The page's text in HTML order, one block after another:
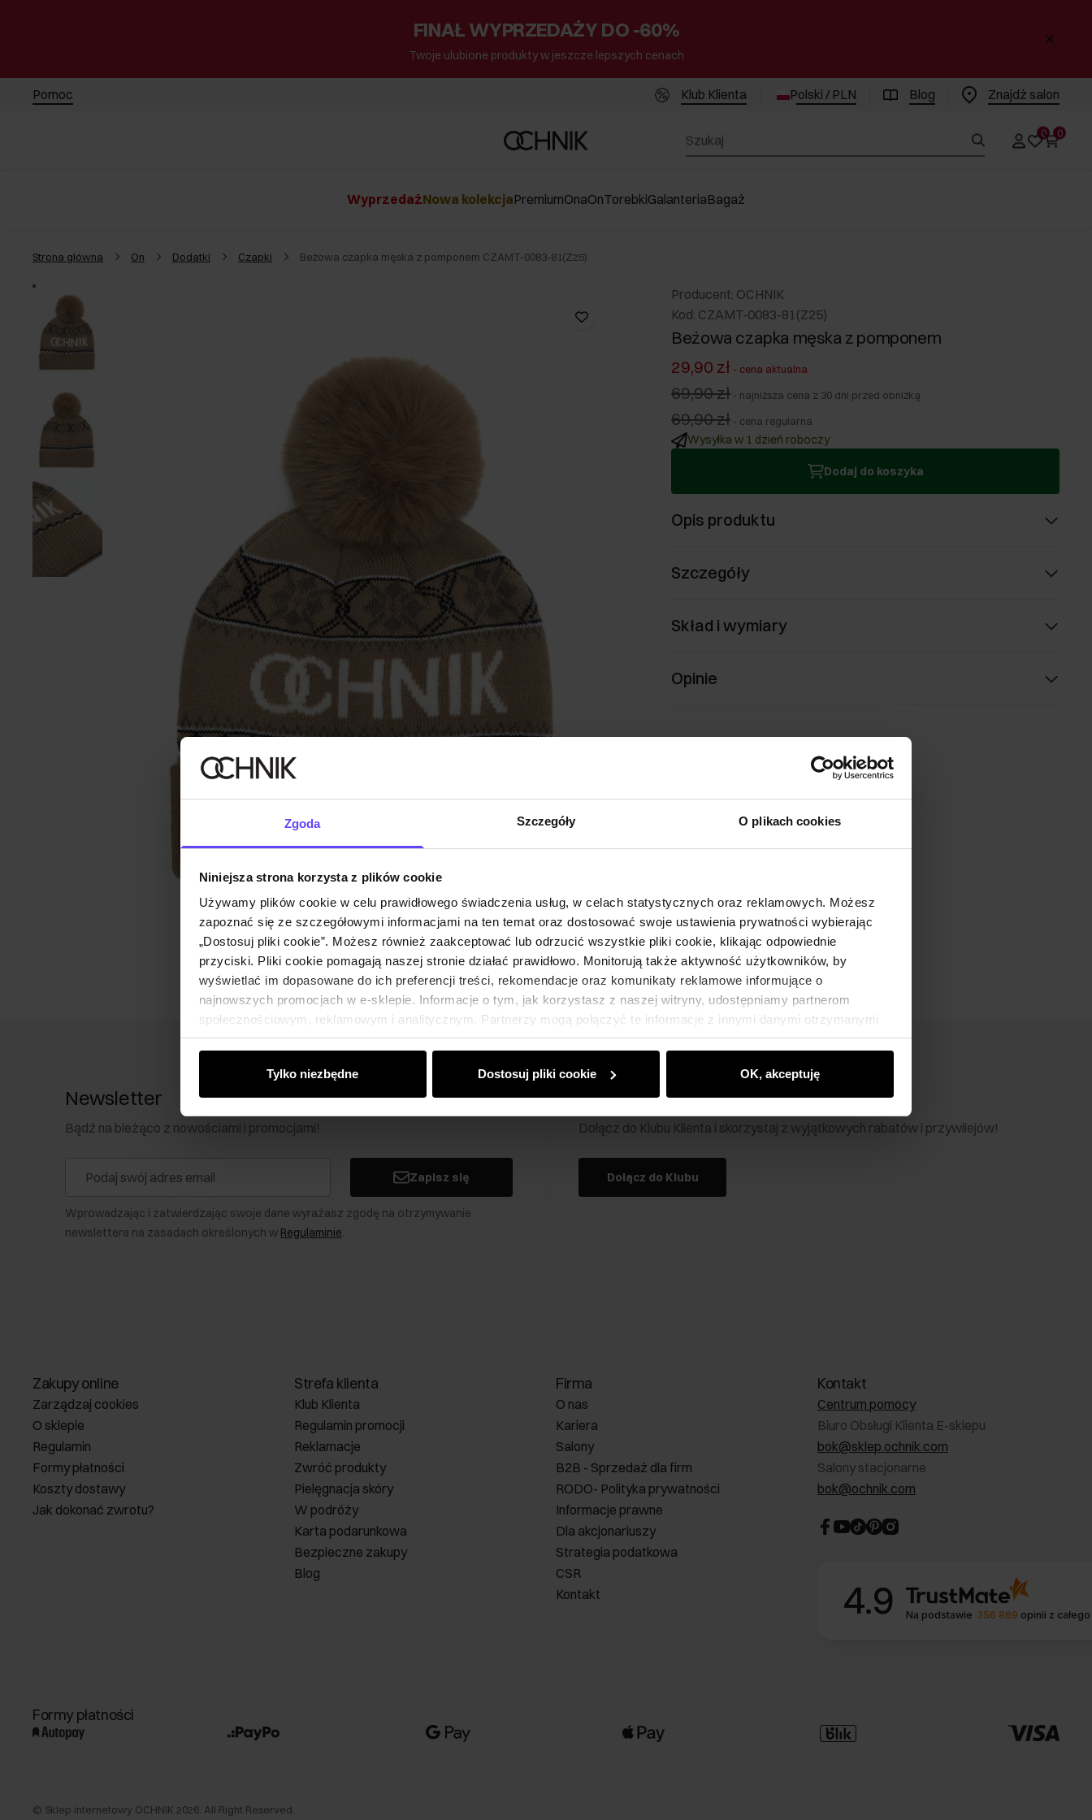
Zgoda Szczegóły O plikach cookies
Niniejsza strona korzysta z plików cookie
Używamy plików cookie w celu prawidłowego świadczenia usług, w celach statystycznych oraz reklamowych. Możesz
zapoznać się ze szczegółowymi informacjami na ten temat oraz dostosować swoje ustawienia prywatności wybierając
„Dostosuj pliki cookie”. Możesz również zaakceptować lub odrzucić wszystkie pliki cookie, klikając odpowiednie
przyciski. Pliki cookie pomagają naszej stronie działać prawidłowo. Monitorują także aktywność użytkowników, by
wyświetlać im dopasowane do ich preferencji treści, rekomendacje oraz komunikaty reklamowe informujące o
najnowszych promocjach w e-sklepie. Informacje o tym, jak korzystasz z naszej witryny, udostępniamy partnerom
społecznościowym, reklamowym i analitycznym. Partnerzy mogą połączyć te informacje z innymi danymi otrzymanymi
od Ciebie lub uzyskanymi podczas korzystania z ich usług.
Tylko niezbędne Dostosuj pliki cookie OK, akceptuję
FINAŁ WYPRZEDAŻY DO -60%
Twoje ulubione produkty w jeszcze lepszych cenach
Pomoc Klub Klienta Polski / PLN Blog Znajdż salon
0 0
WyprzedażNowa kolekcjaPremiumOnaOnTorebkiGalanteriaBagaż
Strona główna On Dodatki Czapki Beżowa czapka męska z pomponem CZAMT-0083-81(Z25)
Producent: OCHNIK
Kod: CZAMT-0083-81(Z25)
Beżowa czapka męska z pomponem
29,90 zł - cena aktualna
69,90 zł - najniższa cena z 30 dni przed obniżką
69,90 zł - cena regularna
Wysyłka w 1 dzień roboczy
Dodaj do koszyka
Opis produktu
Szczegóły
Skład i wymiary
Opinie
Newsletter
Bądź na bieżąco z nowościami i promocjami!
Zapisz się
Wprowadzając i zatwierdzając swoje dane wyrażasz zgodę na otrzymywanie
newslettera na zasadach określonych w Regulaminie.
Klub Klienta Ochnik
Dołącz do Klubu Klienta i skorzystaj z wyjątkowych rabatów i przywilejów!
Dołącz do Klubu
Zakupy online
Zarządzaj cookies
O sklepie
Regulamin
Formy płatności
Koszty dostawy
Jak dokonać zwrotu?
Strefa klienta
Klub Klienta
Regulamin promocji
Reklamacje
Zwróć produkty
Pielęgnacja skóry
W podróży
Karta podarunkowa
Bezpieczne zakupy
Blog
Firma
O nas
Kariera
Salony
B2B - Sprzedaż dla firm
RODO- Polityka prywatności
Informacje prawne
Dla akcjonariuszy
Strategia podatkowa
CSR
Kontakt
Kontakt
Centrum pomocy
Biuro Obsługi Klienta E-sklepu
bok@sklep.ochnik.com
Salony stacjonarne
bok@ochnik.com
4.9 Na podstawie 356 869 opinii z
Formy płatności
© Sklep internetowy OCHNIK 2026 . All Right Reserved.